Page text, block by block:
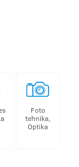
Foto
tehnika,
Optika